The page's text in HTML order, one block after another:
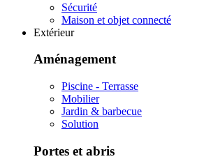
Sécurité
Maison et objet connecté
Extérieur
Aménagement
Piscine - Terrasse
Mobilier
Jardin & barbecue
Solution
Portes et abris